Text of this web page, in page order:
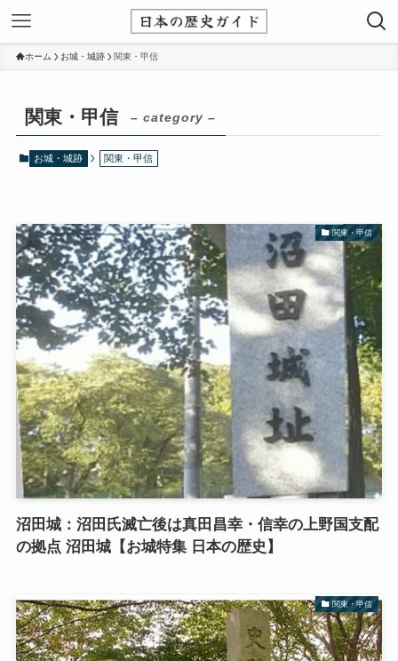
ホーム お城・城跡 関東・甲信
関東・甲信 – category –
お城・城跡 関東・甲信
関東・甲信
沼田城：沼田氏滅亡後は真田昌幸・信幸の上野国支配
の拠点 沼田城【お城特集 日本の歴史】
関東・甲信